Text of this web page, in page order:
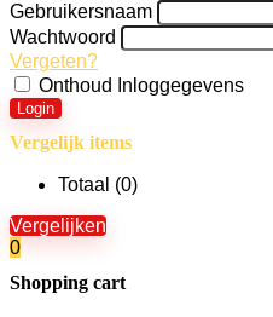
Gebruikersnaam
Wachtwoord
Vergeten?
Onthoud Inloggegevens
Login
Vergelijk items
Totaal (0)
Vergelijken
0
Shopping cart